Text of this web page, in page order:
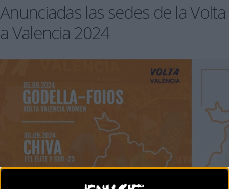
Anunciadas las sedes de la Volta
a Valencia 2024